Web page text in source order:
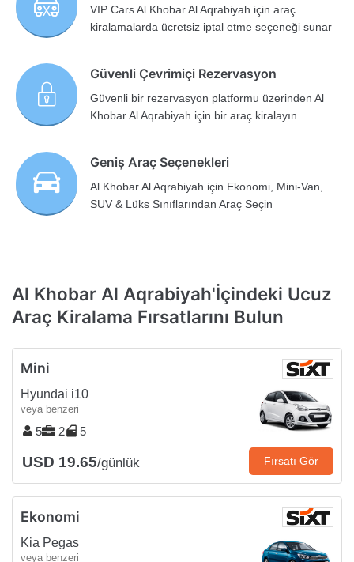
VIP Cars Al Khobar Al Aqrabiyah için araç
kiralamalarda ücretsiz iptal etme seçeneği sunar
Güvenli Çevrimiçi Rezervasyon
Güvenli bir rezervasyon platformu üzerinden Al
Khobar Al Aqrabiyah için bir araç kiralayın
Geniş Araç Seçenekleri
Al Khobar Al Aqrabiyah için Ekonomi, Mini-Van,
SUV & Lüks Sınıflarından Araç Seçin
Al Khobar Al Aqrabiyah'İçindeki Ucuz
Araç Kiralama Fırsatlarını Bulun
Mini
Hyundai i10
veya benzeri
5 2 5
USD 19.65/günlük Fırsatı Gör
Ekonomi
Kia Pegas
veya benzeri